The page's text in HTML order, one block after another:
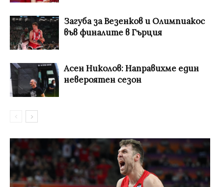
Загуба за Везенков и Олимпиакос
във финалите в Гърция
Асен Николов: Направихме един
невероятен сезон